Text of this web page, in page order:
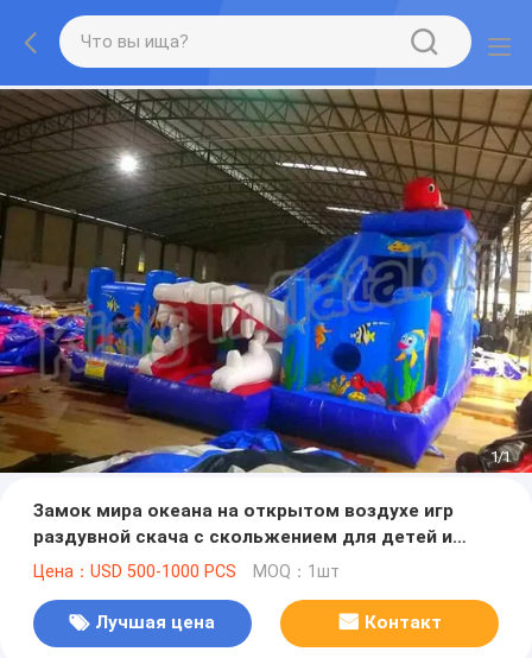
1/1
Замок мира океана на открытом воздухе игр
раздувной скача с скольжением для детей и
взрослых
Цена：USD 500-1000 PCS MOQ：1шт
Лучшая цена Контакт